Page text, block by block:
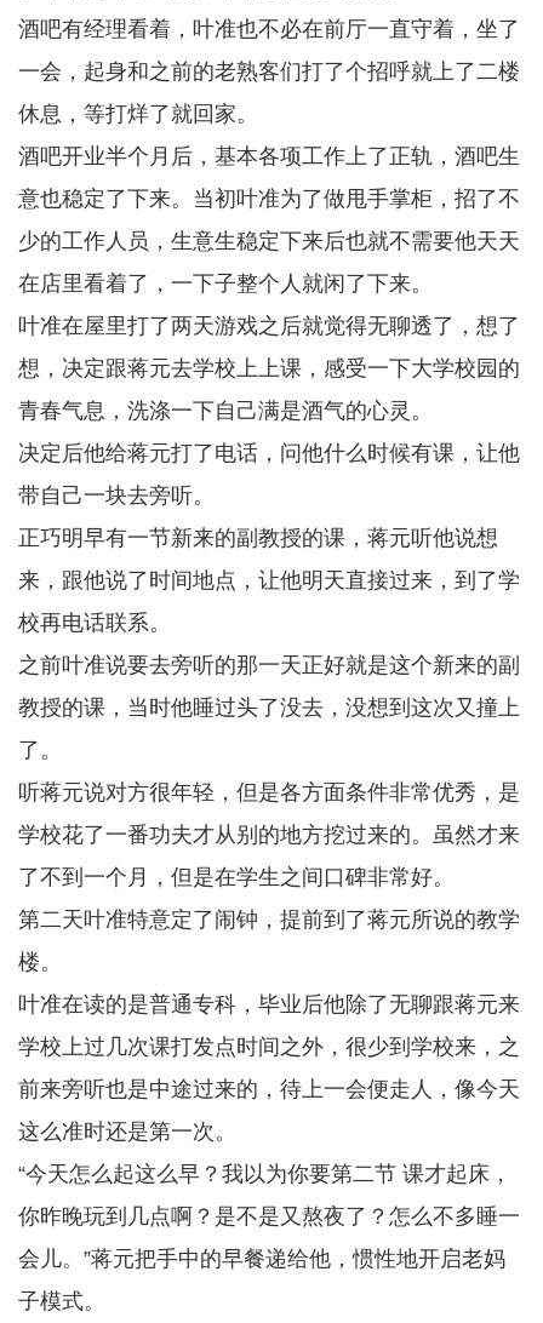
酒吧有经理看着，叶准也不必在前厅一直守着，坐了
一会，起身和之前的老熟客们打了个招呼就上了二楼
休息，等打烊了就回家。
酒吧开业半个月后，基本各项工作上了正轨，酒吧生
意也稳定了下来。当初叶准为了做甩手掌柜，招了不
少的工作人员，生意生稳定下来后也就不需要他天天
在店里看着了，一下子整个人就闲了下来。
叶准在屋里打了两天游戏之后就觉得无聊透了，想了
想，决定跟蒋元去学校上上课，感受一下大学校园的
青春气息，洗涤一下自己满是酒气的心灵。
决定后他给蒋元打了电话，问他什么时候有课，让他
带自己一块去旁听。
正巧明早有一节新来的副教授的课，蒋元听他说想
来，跟他说了时间地点，让他明天直接过来，到了学
校再电话联系。
之前叶准说要去旁听的那一天正好就是这个新来的副
教授的课，当时他睡过头了没去，没想到这次又撞上
了。
听蒋元说对方很年轻，但是各方面条件非常优秀，是
学校花了一番功夫才从别的地方挖过来的。虽然才来
了不到一个月，但是在学生之间口碑非常好。
第二天叶准特意定了闹钟，提前到了蒋元所说的教学
楼。
叶准在读的是普通专科，毕业后他除了无聊跟蒋元来
学校上过几次课打发点时间之外，很少到学校来，之
前来旁听也是中途过来的，待上一会便走人，像今天
这么准时还是第一次。
“今天怎么起这么早？我以为你要第二节 课才起床，
你昨晚玩到几点啊？是不是又熬夜了？怎么不多睡一
会儿。”蒋元把手中的早餐递给他，惯性地开启老妈
子模式。